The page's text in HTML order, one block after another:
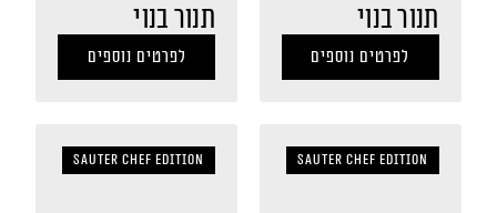
תנור בנוי
לפרטים נוספים
תנור בנוי
לפרטים נוספים
Sauter Chef Edition
Sauter Chef Edition